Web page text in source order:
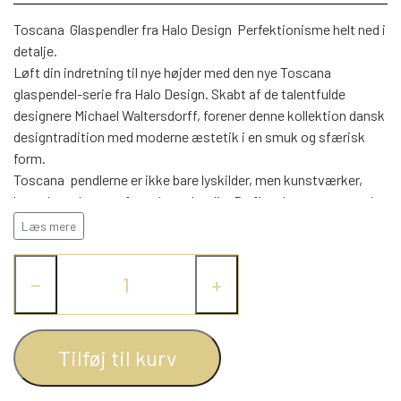
DAYBED/CHAISELONG
ENTRE
BELYSNING
REOLER
REOL EDGE
REOL MISTRAL
REOL SIGN
VÆGPANELER
SPEJLE
BELYSNING
VÆGPANELER
SPEJLE
BELYSNING
VÆGPANELER
VÆGPANELER
SPEJLE
PARKERING
AFHENTNING
MONTERING & LEVERING
Toscana  Glaspendler fra Halo Design  Perfektionisme helt ned i
detalje.
Løft din indretning til nye højder med den nye Toscana 
glaspendel-serie fra Halo Design. Skabt af de talentfulde
designere Michael Waltersdorff, forener denne kollektion dansk
designtradition med moderne æstetik i en smuk og sfærisk
form.
Toscana  pendlerne er ikke bare lyskilder, men kunstværker,
hvor der er kræset for enhver detalje. De fire elegante arme, der
holder glasset i perfekt balance, er designet med en omhyggelig
præcision, der sikrer både stabilitet og fleksibilitet. Dette giver
lampen monteres. Med en stofledning på 2,5 meter, tilbyder
Toscana  glaspendlerne en fleksibilitet, der gør dem nemme at
integrere i ethvert rum. Serien fås i fem trendy farver, som
matcher tidens stil og tendenser, og tilpasser sig smukt til
både klassiske og moderne indretninger. Og med fire forskellige
Læs mere
− +
Tilføj til kurv